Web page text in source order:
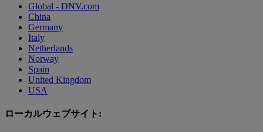
Global - DNV.com
China
Germany
Italy
Netherlands
Norway
Spain
United Kingdom
USA
ローカルウェブサイト: